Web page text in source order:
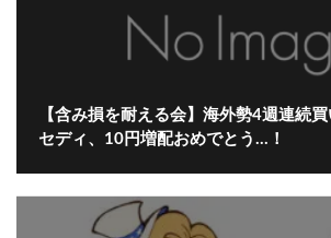
【含み損を耐える会】海外勢4週連続
セディ、10円増配おめでとう…！